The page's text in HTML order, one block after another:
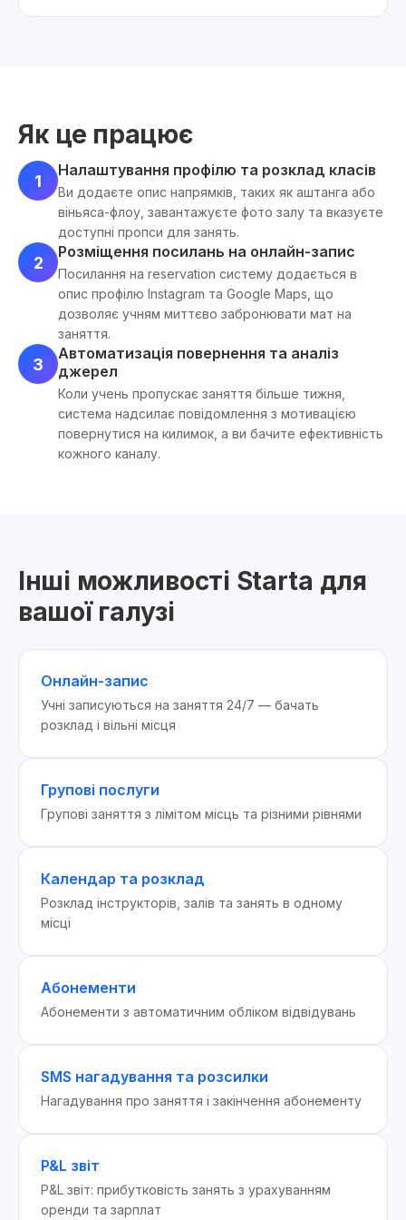
Як це працює
1
Налаштування профілю та розклад класів
Ви додаєте опис напрямків, таких як аштанга або
віньяса-флоу, завантажуєте фото залу та вказуєте
доступні пропси для занять.
2
Розміщення посилань на онлайн-запис
Посилання на reservation систему додається в
опис профілю Instagram та Google Maps, що
дозволяє учням миттєво забронювати мат на
заняття.
3
Автоматизація повернення та аналіз
джерел
Коли учень пропускає заняття більше тижня,
система надсилає повідомлення з мотивацією
повернутися на килимок, а ви бачите ефективність
кожного каналу.
Інші можливості Starta для
вашої галузі
Онлайн-запис
Учні записуються на заняття 24/7 — бачать
розклад і вільні місця
Групові послуги
Групові заняття з лімітом місць та різними рівнями
Календар та розклад
Розклад інструкторів, залів та занять в одному
місці
Абонементи
Абонементи з автоматичним обліком відвідувань
SMS нагадування та розсилки
Нагадування про заняття і закінчення абонементу
P&L звіт
P&L звіт: прибутковість занять з урахуванням
оренди та зарплат